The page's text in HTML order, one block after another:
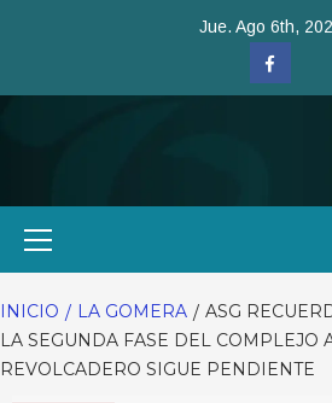
Jue. Ago 6th,
Facebook
INICIO LA GOMERA
ASG
LA SEGUNDA FASE DEL COMPLEJO
REVOLCADERO SIGUE PENDIENTE